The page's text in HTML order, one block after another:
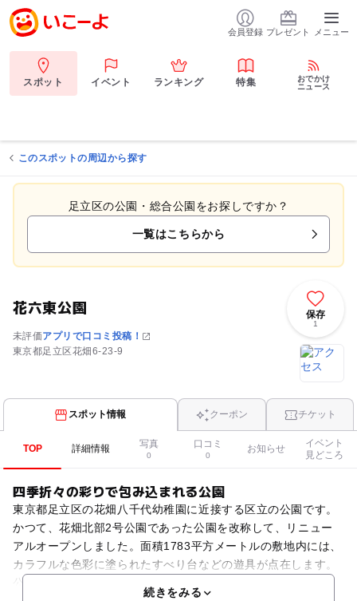
会員登録 プレゼント メニュー
スポット イベント ランキング 特集
おでかけ
ニュース
このスポットの周辺から探す
足立区の公園・総合公園をお探しですか？
一覧はこちらから
花六東公園
未評価アプリで口コミ投稿！
東京都足立区花畑6-23-9
保存
1
スポット情報 クーポン チケット
TOP 詳細情報 写真
0
口コミ
0
お知らせ
イベント
見どころ
四季折々の彩りで包み込まれる公園
東京都足立区の花畑八千代幼稚園に近接する区立の公園です。
かつて、花畑北部2号公園であった公園を改称して、リニュー
アルオープンしました。面積1783平方メートルの敷地内には、
カラフルな色彩に塗られたすべり台などの遊具が点在します。
公園の周囲には花壇が整備され、四季折々の彩りで、公園
続きをみる